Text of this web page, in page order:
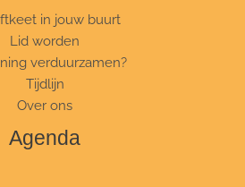
in jouw buurt
Lid worden
verduurzamen?
Tijdlijn
Over ons
Agenda